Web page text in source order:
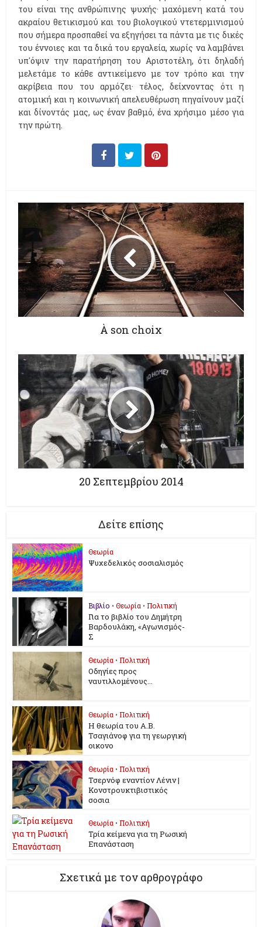
του είναι της ανθρώπινης ψυχής· μαχόμενη κατά του
ακραίου θετικισμού και του βιολογικού ντετερμινισμού
που σήμερα προσπαθεί να εξηγήσει τα πάντα με τις δικές
του έννοιες και τα δικά του εργαλεία, χωρίς να λαμβάνει
υπ'όψιν την παρατήρηση του Αριστοτέλη, ότι δηλαδή
μελετάμε το κάθε αντικείμενο με τον τρόπο και την
ακρίβεια που του αρμόζει· τέλος, δείχνοντας ότι η
ατομική και η κοινωνική απελευθέρωση πηγαίνουν μαζί
και δίνοντάς μας, ως έναν βαθμό, ένα χρήσιμο μέσο για
την πρώτη.
À son choix
20 Σεπτεμβρίου 2014
Δείτε επίσης
Θεωρία
Ψυχεδελικός σοσιαλισμός
Βιβλίο • Θεωρία • Πολιτική
Για το βιβλίο του Δημήτρη
Βαρδουλάκη, «Αγωνισμός-
Σ
Θεωρία • Πολιτική
Οδηγίες προς
ναυτιλλομένους...
Θεωρία • Πολιτική
Η θεωρία του Α.Β.
Τσαγιάνοφ για τη γεωργική
οικονο
Θεωρία • Πολιτική
Τσερνόφ εναντίον Λένιν |
Κονστρουκτιβιστικός
σοσια
Θεωρία • Πολιτική
Τρία κείμενα για τη Ρωσική
Επανάσταση
Σχετικά με τον αρθρογράφο